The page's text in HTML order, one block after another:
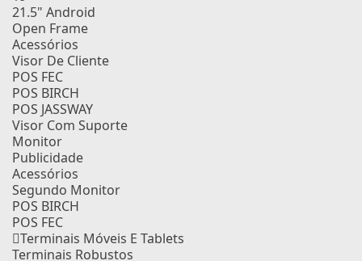
21.5" Android
Open Frame
Acessórios
Visor De Cliente
POS FEC
POS BIRCH
POS JASSWAY
Visor Com Suporte
Monitor
Publicidade
Acessórios
Segundo Monitor
POS BIRCH
POS FEC
Terminais Móveis E Tablets
Terminais Robustos